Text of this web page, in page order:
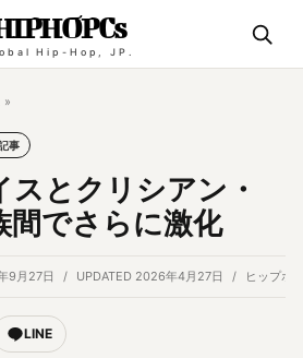
Hip-Hop, JP.
»
事
スとクリシアン・
間でさらに激化
9月27日 UPDATED 2026年4月27日 ヒップホ
LINE